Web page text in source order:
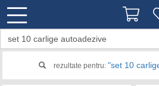
rezultate pentru: "set 10